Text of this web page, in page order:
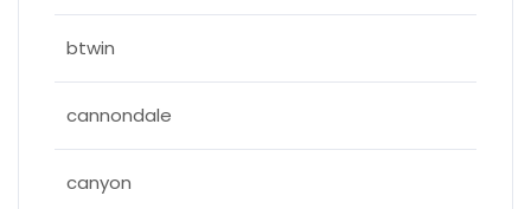
btwin
cannondale
canyon